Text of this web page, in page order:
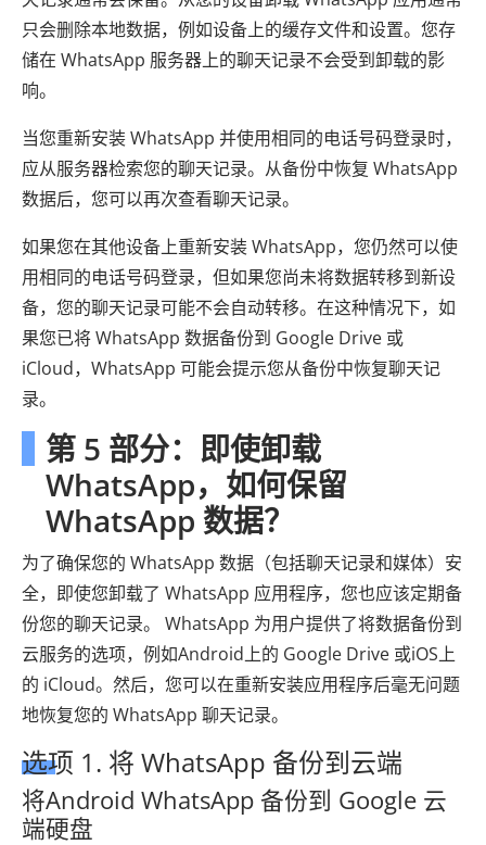
只会删除本地数据，例如设备上的缓存文件和设置。您存
储在 WhatsApp 服务器上的聊天记录不会受到卸载的影
响。
当您重新安装 WhatsApp 并使用相同的电话号码登录时，
应从服务器检索您的聊天记录。从备份中恢复 WhatsApp
数据后，您可以再次查看聊天记录。
如果您在其他设备上重新安装 WhatsApp，您仍然可以使
用相同的电话号码登录，但如果您尚未将数据转移到新设
备，您的聊天记录可能不会自动转移。在这种情况下，如
果您已将 WhatsApp 数据备份到 Google Drive 或
iCloud，WhatsApp 可能会提示您从备份中恢复聊天记
录。
第 5 部分：即使卸载
WhatsApp，如何保留
WhatsApp 数据？
为了确保您的 WhatsApp 数据（包括聊天记录和媒体）安
全，即使您卸载了 WhatsApp 应用程序，您也应该定期备
份您的聊天记录。 WhatsApp 为用户提供了将数据备份到
云服务的选项，例如Android上的 Google Drive 或iOS上
的 iCloud。然后，您可以在重新安装应用程序后毫无问题
地恢复您的 WhatsApp 聊天记录。
选项 1. 将 WhatsApp 备份到云端
将Android WhatsApp 备份到 Google 云
端硬盘